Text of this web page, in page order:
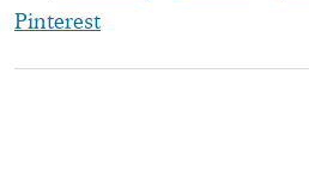
Pinterest